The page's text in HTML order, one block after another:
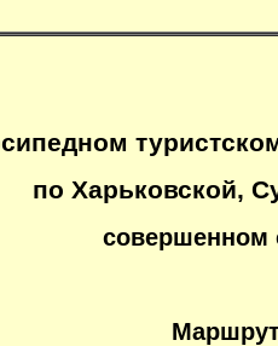
по Харьковской,
совершенном